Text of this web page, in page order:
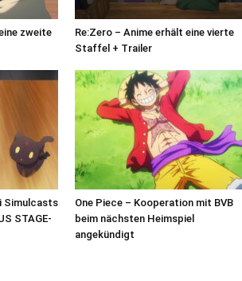
zweite
Re:Zero – Anime erhält eine vierte
Staffel + Trailer
Simulcasts
STAGE-
One Piece – Kooperation mit BVB
beim nächsten Heimspiel
angekündigt